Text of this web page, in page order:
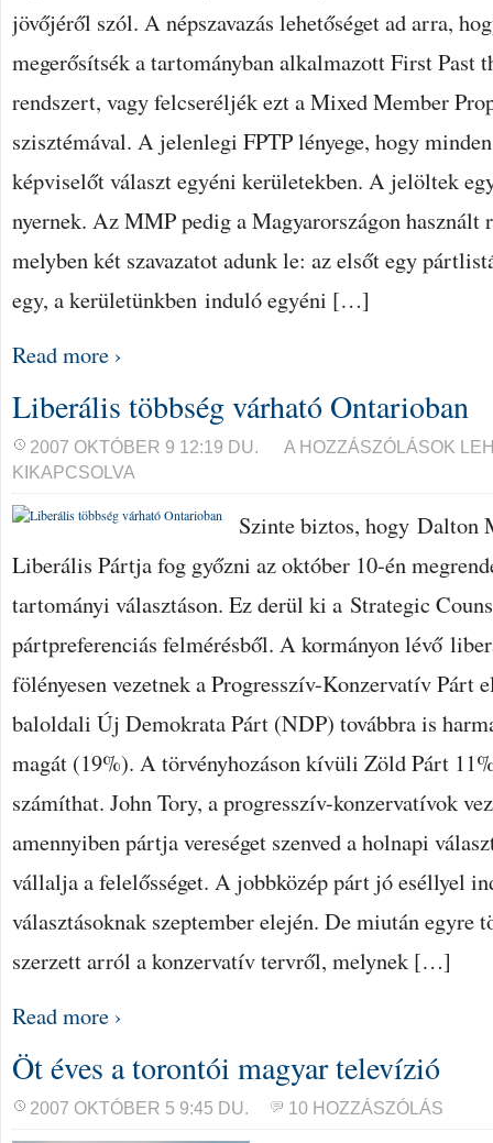
jövőjéről szól. A népszavazás lehetőséget ad arra,
megerősítsék a tartományban alkalmazott First Past
rendszert, vagy felcseréljék ezt a Mixed Member
szisztémával. A jelenlegi FPTP lényege, hogy
képviselőt választ egyéni kerületekben. A jelöltek
nyernek. Az MMP pedig a Magyarországon használt
melyben két szavazatot adunk le: az elsőt egy
egy, a kerületünkben induló egyéni […]
Read more ›
Liberális többség várható Ontarioban
2007 OKTÓBER 9 12:19 DU.
LIBERÁLIS
ONTARIOBAN
A HOZZÁSZÓLÁSOK
KIKAPCSOLVA
Szinte biztos, hogy Dalton
Liberális Pártja fog győzni az október 10-én
tartományi választáson. Ez derül ki a Strategic
pártpreferenciás felmérésből. A kormányon lévő
fölényesen vezetnek a Progresszív-Konzervatív Párt
baloldali Új Demokrata Párt (NDP) továbbra is
magát (19%). A törvényhozáson kívüli Zöld Párt
számíthat. John Tory, a progresszív-konzervatívok
amennyiben pártja vereséget szenved a holnapi
vállalja a felelősséget. A jobbközép párt jó eséllyel
választásoknak szeptember elején. De miután egyre
szerzett arról a konzervatív tervről, melynek […]
Read more ›
Öt éves a torontói magyar televízió
2007 OKTÓBER 5 9:45 DU. 10 HOZZÁSZÓLÁS